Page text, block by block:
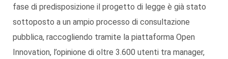
fase di predisposizione il progetto di legge è già stato
sottoposto a un ampio processo di consultazione
pubblica, raccogliendo tramite la piattaforma Open
Innovation, l’opinione di oltre 3.600 utenti tra manager,